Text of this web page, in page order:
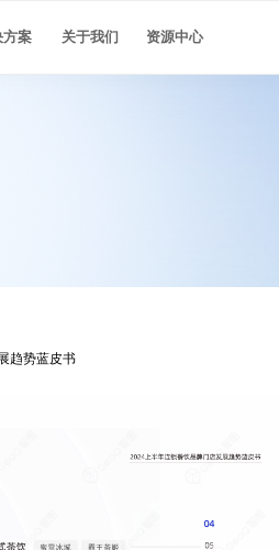
方案 关于我们 资源中心
趋势蓝皮书